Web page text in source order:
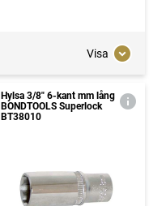
Visa
Hylsa 3/8" 6-kant mm lång
BONDTOOLS Superlock
BT38010